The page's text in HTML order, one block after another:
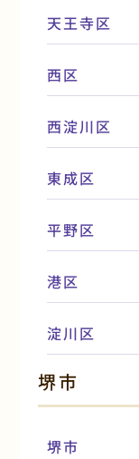
天王寺区
西区
西淀川区
東成区
平野区
港区
淀川区
堺市
堺市